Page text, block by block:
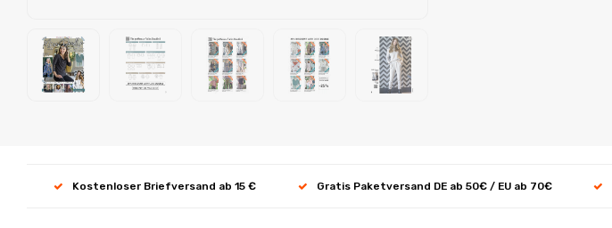
Kostenloser Briefversand ab 15 € Gratis Paketversand DE ab 50€ / EU ab 70€